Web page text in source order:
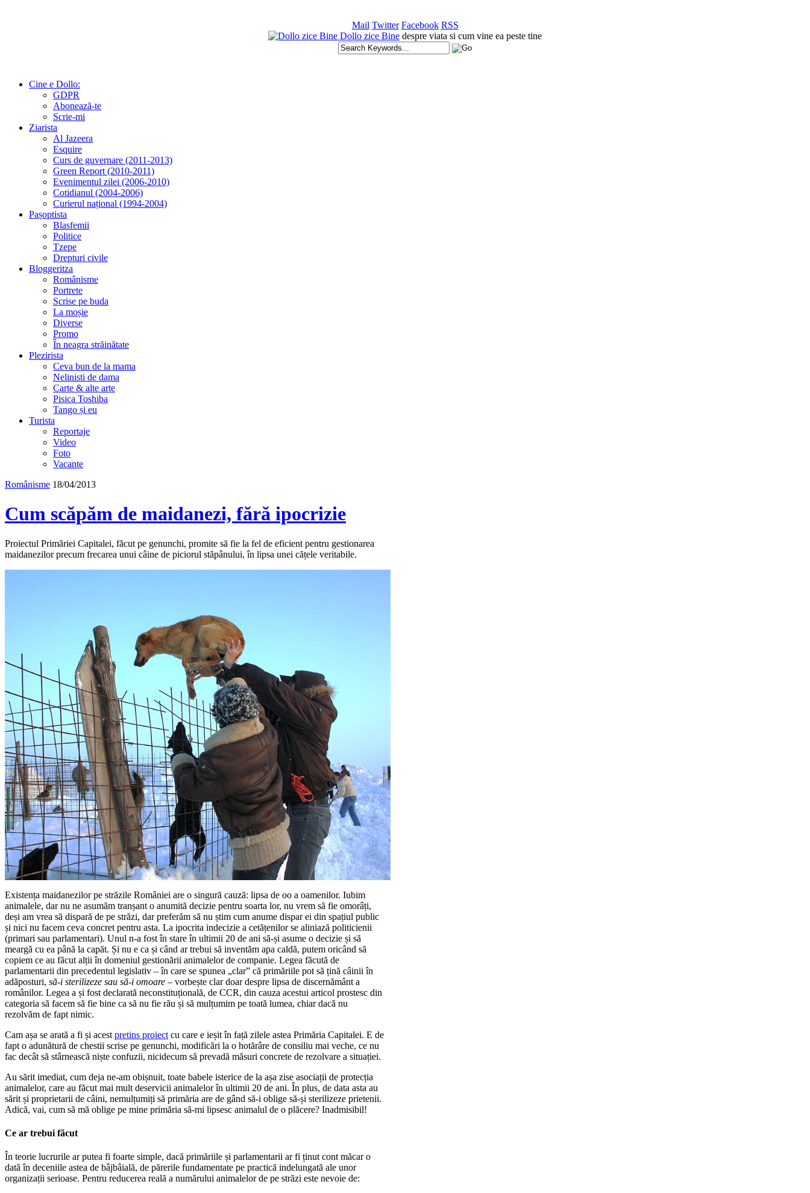
Mail Twitter Facebook RSS
Dollo zice Bine despre viata si cum vine ea peste tine
Cine e Dollo:
GDPR
Abonează-te
Scrie-mi
Ziarista
Al Jazeera
Esquire
Curs de guvernare (2011-2013)
Green Report (2010-2011)
Evenimentul zilei (2006-2010)
Cotidianul (2004-2006)
Curierul național (1994-2004)
Pașoptista
Blasfemii
Politice
Tzepe
Drepturi civile
Bloggeritza
Românisme
Portrete
Scrise pe buda
La moșie
Diverse
Promo
În neagra străinătate
Plezirista
Ceva bun de la mama
Nelinisti de dama
Carte & alte arte
Pisica Toshiba
Tango și eu
Turista
Reportaje
Video
Foto
Vacante
Românisme 18/04/2013
Cum scăpăm de maidanezi, fără ipocrizie
Proiectul Primăriei Capitalei, făcut pe genunchi, promite să fie la fel de eficient pentru gestionarea
maidanezilor precum frecarea unui câine de piciorul stăpânului, în lipsa unei cățele veritabile.
Existența maidanezilor pe străzile României are o singură cauză: lipsa de oo a oamenilor. Iubim
animalele, dar nu ne asumăm tranșant o anumită decizie pentru soarta lor, nu vrem să fie omorâți,
deși am vrea să dispară de pe străzi, dar preferăm să nu știm cum anume dispar ei din spațiul public
și nici nu facem ceva concret pentru asta. La ipocrita indecizie a cetățenilor se aliniază politicienii
(primari sau parlamentari). Unul n-a fost în stare în ultimii 20 de ani să-și asume o decizie și să
meargă cu ea până la capăt. Și nu e ca și când ar trebui să inventăm apa caldă, putem oricând să
copiem ce au făcut alții în domeniul gestionării animalelor de companie. Legea făcută de
parlamentarii din precedentul legislativ – în care se spunea „clar” că primăriile pot să țină câinii în
adăposturi, să-i sterilizeze sau să-i omoare – vorbește clar doar despre lipsa de discernământ a
românilor. Legea a și fost declarată neconstituțională, de CCR, din cauza acestui articol prostesc din
categoria să facem să fie bine ca să nu fie rău și să mulțumim pe toată lumea, chiar dacă nu
rezolvăm de fapt nimic.
Cam așa se arată a fi și acest pretins proiect cu care e ieșit în față zilele astea Primăria Capitalei. E de
fapt o adunătură de chestii scrise pe genunchi, modificări la o hotărâre de consiliu mai veche, ce nu
fac decât să stârnească niște confuzii, nicidecum să prevadă măsuri concrete de rezolvare a situației.
Au sărit imediat, cum deja ne-am obișnuit, toate babele isterice de la așa zise asociații de protecția
animalelor, care au făcut mai mult deservicii animalelor în ultimii 20 de ani. În plus, de data asta au
sărit și proprietarii de câini, nemulțumiți să primăria are de gând să-i oblige să-și sterilizeze prietenii.
Adică, vai, cum să mă oblige pe mine primăria să-mi lipsesc animalul de o plăcere? Inadmisibil!
Ce ar trebui făcut
În teorie lucrurile ar putea fi foarte simple, dacă primăriile și parlamentarii ar fi ținut cont măcar o
dată în deceniile astea de bâjbâială, de părerile fundamentate pe practică indelungată ale unor
organizații serioase. Pentru reducerea reală a numărului animalelor de pe străzi este nevoie de: